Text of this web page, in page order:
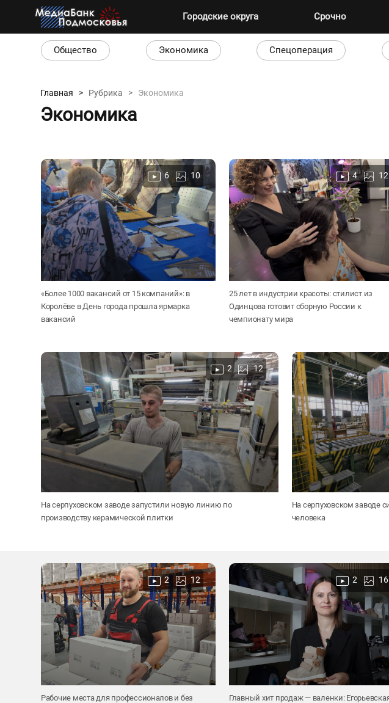
Городские округа Срочно
Общество Экономика Спецоперация
Главная > Рубрика > Экономика
Экономика
6 10
«Более 1000 вакансий от 15 компаний»: в
Королёве в День города прошла ярмарка
вакансий
4 12
25 лет в индустрии красоты: стилист из
Одинцова готовит сборную России к
чемпионату мира
2 12
На серпуховском заводе запустили новую линию по
производству керамической плитки
На серпуховском заводе
человека
2 12
Рабочие места для профессионалов и без
2 16
Главный хит продаж — валенки: